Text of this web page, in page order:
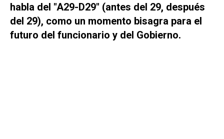
habla del "A29-D29" (antes del 29, después
del 29), como un momento bisagra para el
futuro del funcionario y del Gobierno.